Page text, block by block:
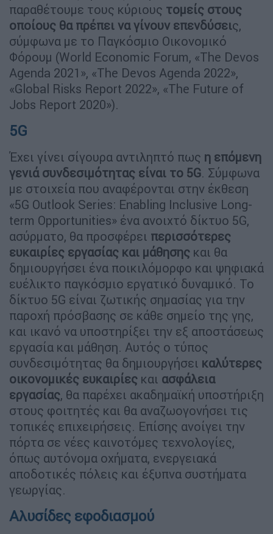
παραθέτουμε τους κύριους τομείς στους
οποίους θα πρέπει να γίνουν επενδύσεις,
σύμφωνα με το Παγκόσμιο Οικονομικό
Φόρουμ (World Economic Forum, «The Devos
Agenda 2021», «The Devos Agenda 2022»,
«Global Risks Report 2022», «The Future of
Jobs Report 2020»).
5G
Έχει γίνει σίγουρα αντιληπτό πως η επόμενη
γενιά συνδεσιμότητας είναι το 5G. Σύμφωνα
με στοιχεία που αναφέρονται στην έκθεση
«5G Outlook Series: Enabling Inclusive Long-
term Opportunities» ένα ανοιχτό δίκτυο 5G,
ασύρματο, θα προσφέρει περισσότερες
ευκαιρίες εργασίας και μάθησης και θα
δημιουργήσει ένα ποικιλόμορφο και ψηφιακά
ευέλικτο παγκόσμιο εργατικό δυναμικό. Το
δίκτυο 5G είναι ζωτικής σημασίας για την
παροχή πρόσβασης σε κάθε σημείο της γης,
και ικανό να υποστηρίξει την εξ αποστάσεως
εργασία και μάθηση. Αυτός ο τύπος
συνδεσιμότητας θα δημιουργήσει καλύτερες
οικονομικές ευκαιρίες και ασφάλεια
εργασίας, θα παρέχει ακαδημαϊκή υποστήριξη
στους φοιτητές και θα αναζωογονήσει τις
τοπικές επιχειρήσεις. Επίσης ανοίγει την
πόρτα σε νέες καινοτόμες τεχνολογίες,
όπως αυτόνομα οχήματα, ενεργειακά
αποδοτικές πόλεις και έξυπνα συστήματα
γεωργίας.
Αλυσίδες εφοδιασμού